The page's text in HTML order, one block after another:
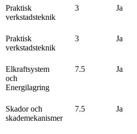
Praktisk
verkstadsteknik
3 Ja
Praktisk
verkstadsteknik
3 Ja
Elkraftsystem
och
Energilagring
7.5 Ja
Skador och
skademekanismer
7.5 Ja